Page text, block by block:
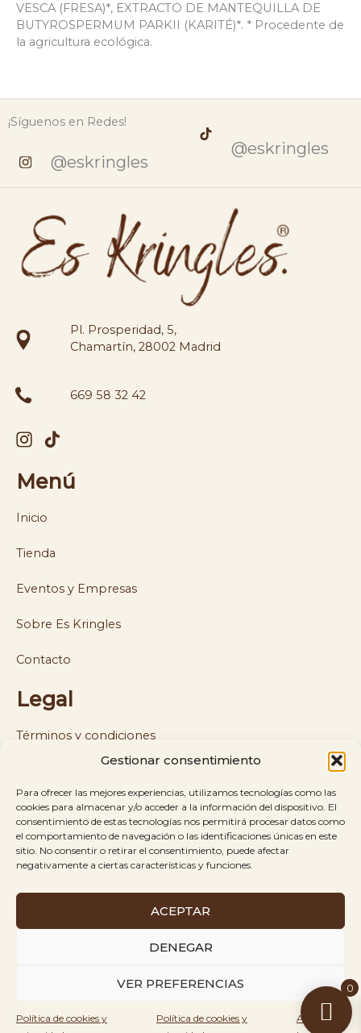
Gestionar consentimiento
Para ofrecer las mejores experiencias, utilizamos tecnologías como las
cookies para almacenar y/o acceder a la información del dispositivo. El
consentimiento de estas tecnologías nos permitirá procesar datos como
el comportamiento de navegación o las identificaciones únicas en este
sitio. No consentir o retirar el consentimiento, puede afectar
negativamente a ciertas características y funciones.
ACEPTAR
DENEGAR
VER PREFERENCIAS
Política de cookies y
Política de cookies y
Aviso
VESCA (FRESA)*, EXTRACTO DE MANTEQUILLA DE
BUTYROSPERMUM PARKII (KARITÉ)*. * Procedente de
la agricultura ecológica.
¡Síguenos en Redes!
@eskringles
@eskringles
Pl. Prosperidad, 5,
Chamartín, 28002 Madrid
669 58 32 42
Menú
Inicio
Tienda
Eventos y Empresas
Sobre Es Kringles
Contacto
Legal
Términos y condiciones
Política de envíos y reembolsos
Aviso legal
Creado
Agency
0